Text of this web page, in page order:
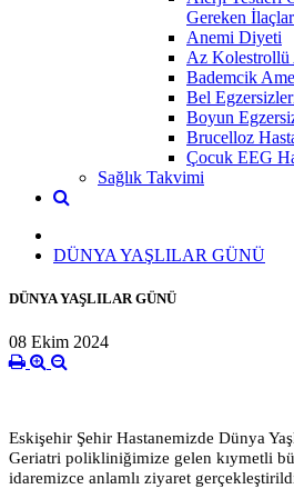
Gereken İlaçlar
Anemi Diyeti
Az Kolestrollü
Bademcik
Bel
Boyun
Brucelloz
Çocuk EEG
Sağlık Takvimi
DÜNYA YAŞLILAR GÜNÜ
DÜNYA YAŞLILAR GÜNÜ
08 Ekim 2024
Eskişehir Şehir Hastanemizde Dünya
Geriatri polikliniğimize gelen kıymetli
idaremizce anlamlı ziyaret